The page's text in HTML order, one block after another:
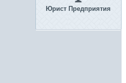
Юрист Предприятия